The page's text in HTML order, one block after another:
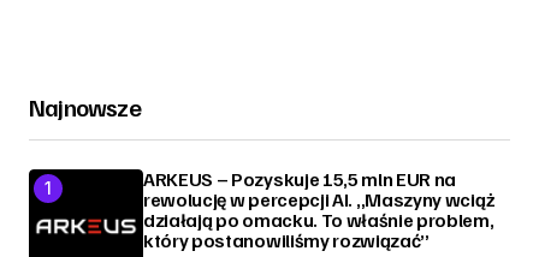
Najnowsze
ARKEUS – Pozyskuje 15,5 mln EUR na
rewolucję w percepcji AI. „Maszyny wciąż
działają po omacku. To właśnie problem,
który postanowiliśmy rozwiązać”